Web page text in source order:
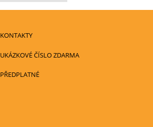
KONTAKTY
UKÁZKOVÉ ČÍSLO ZDARMA
PŘEDPLATNÉ